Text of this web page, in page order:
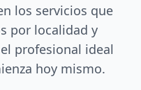
los servicios que
por localidad y
profesional ideal
hoy mismo.